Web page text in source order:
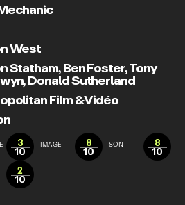
West
Statham,Ben Foster,Tony
,Donald Sutherland
Film & Vidéo
3
10
IMAGE 8
10
SON 8
10
2
10